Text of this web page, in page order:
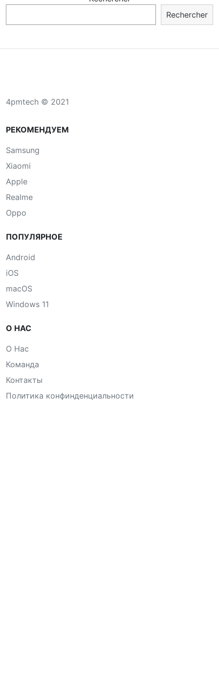
Rechercher
4pmtech © 2021
РЕКОМЕНДУЕМ
Samsung
Xiaomi
Apple
Realme
Oppo
ПОПУЛЯРНОЕ
Android
iOS
macOS
Windows 11
О НАС
О Нас
Команда
Контакты
Политика конфинденциальности